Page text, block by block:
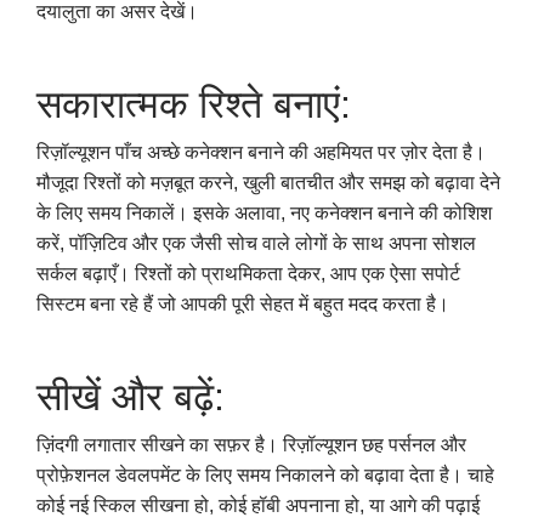
दयालुता का असर देखें।
सकारात्मक रिश्ते बनाएं:
रिज़ॉल्यूशन पाँच अच्छे कनेक्शन बनाने की अहमियत पर ज़ोर देता है।
मौजूदा रिश्तों को मज़बूत करने, खुली बातचीत और समझ को बढ़ावा देने
के लिए समय निकालें। इसके अलावा, नए कनेक्शन बनाने की कोशिश
करें, पॉज़िटिव और एक जैसी सोच वाले लोगों के साथ अपना सोशल
सर्कल बढ़ाएँ। रिश्तों को प्राथमिकता देकर, आप एक ऐसा सपोर्ट
सिस्टम बना रहे हैं जो आपकी पूरी सेहत में बहुत मदद करता है।
सीखें और बढ़ें:
ज़िंदगी लगातार सीखने का सफ़र है। रिज़ॉल्यूशन छह पर्सनल और
प्रोफ़ेशनल डेवलपमेंट के लिए समय निकालने को बढ़ावा देता है। चाहे
कोई नई स्किल सीखना हो, कोई हॉबी अपनाना हो, या आगे की पढ़ाई